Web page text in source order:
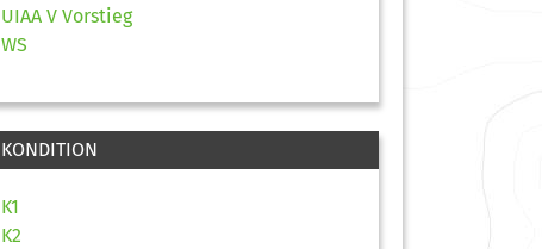
UIAA V Vorstieg
WS
KONDITION
K1
K2